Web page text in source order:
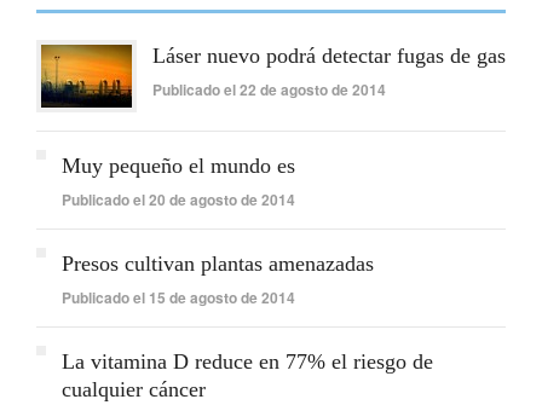
Láser nuevo podrá detectar fugas de gas
Publicado el 22 de agosto de 2014
Muy pequeño el mundo es
Publicado el 20 de agosto de 2014
Presos cultivan plantas amenazadas
Publicado el 15 de agosto de 2014
La vitamina D reduce en 77% el riesgo de
cualquier cáncer